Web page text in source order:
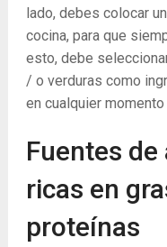
lado, debes colocar
cocina, para que
esto, debe
/ o verduras como
en cualquier
Fuentes
ricas en
proteínas